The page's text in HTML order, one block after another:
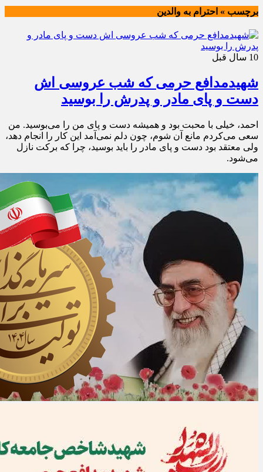
برچسب » احترام به والدین
10 سال قبل
شهیدمدافع حرمی که شب عروسی اش
دست و پای مادر و پدرش را بوسید
احمد، خیلی با محبت بود و همیشه دست و پای من را می‌بوسید. من
سعی می‌کردم مانع آن شوم، چون دلم نمی‌آمد این کار را انجام دهد،
ولی معتقد بود دست و پای مادر را باید بوسید، چرا که برکت نازل
می‌شود.